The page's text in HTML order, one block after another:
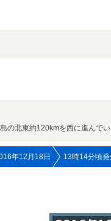
の北東約120kmを西に進んで
年12月18日 13時14分頃